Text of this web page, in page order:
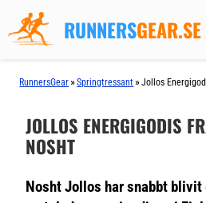
RUNNERSGEAR.SE
RunnersGear »Springtressant »Jollos
JOLLOS ENERGIGODIS
NOSHT
Nosht Jollos har snabbt blivit